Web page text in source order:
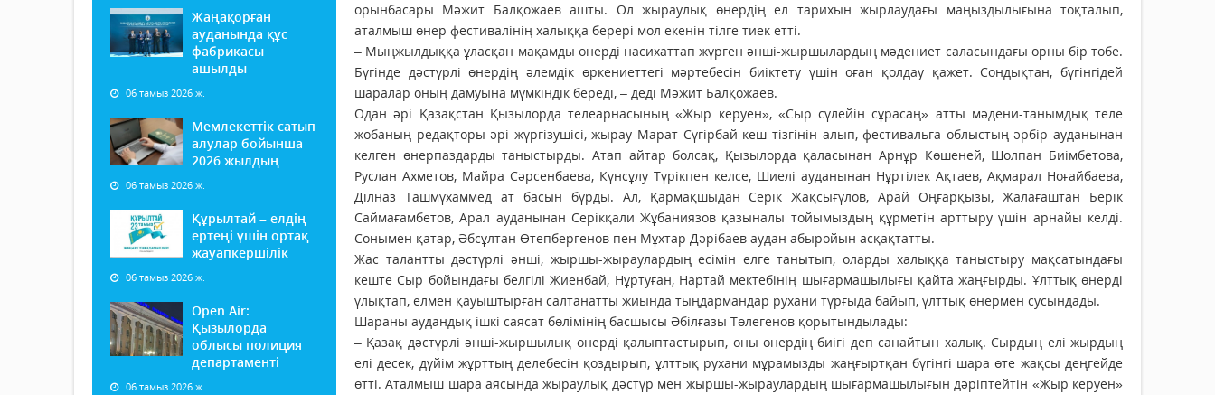
Жаңақорған
ауданында құс
фабрикасы
ашылды
06 тамыз 2026 ж.
Мемлекеттік сатып
алулар бойынша
2026 жылдың
06 тамыз 2026 ж.
Құрылтай – елдің
ертеңі үшін ортақ
жауапкершілік
06 тамыз 2026 ж.
Open Air:
Қызылорда
облысы полиция
департаменті
06 тамыз 2026 ж.
орынбасары Мәжит Балқожаев ашты. Ол жыраулық өнердің ел тарихын жырлаудағы маңыздылығына тоқталып,
аталмыш өнер фестивалінің халыққа берері мол екенін тілге тиек етті.
– Мыңжылдыққа ұласқан мақамды өнерді насихаттап жүрген әнші-жыршылардың мәдениет саласындағы орны бір төбе.
Бүгінде дәстүрлі өнердің әлемдік өркениеттегі мәртебесін биіктету үшін оған қолдау қажет. Сондықтан, бүгінгідей
шаралар оның дамуына мүмкіндік береді, – деді Мәжит Балқожаев.
Одан әрі Қазақстан Қызылорда телеарнасының «Жыр керуен», «Сыр сүлейін сұрасаң» атты мәдени-танымдық теле
жобаның редақторы әрі жүргізушісі, жырау Марат Сүгірбай кеш тізгінін алып, фестивальға облыстың әрбір ауданынан
келген өнерпаздарды таныстырды. Атап айтар болсақ, Қызылорда қаласынан Арнұр Көшеней, Шолпан Биімбетова,
Руслан Ахметов, Майра Сәрсенбаева, Күнсұлу Түрікпен келсе, Шиелі ауданынан Нұртілек Ақтаев, Ақмарал Ноғайбаева,
Ділназ Ташмұхаммед ат басын бұрды. Ал, Қармақшыдан Серік Жақсығұлов, Арай Оңғарқызы, Жалағаштан Берік
Саймағамбетов, Арал ауданынан Серікқали Жұбаниязов қазыналы тойымыздың құрметін арттыру үшін арнайы келді.
Сонымен қатар, Әбсұлтан Өтепбергенов пен Мұхтар Дәрібаев аудан абыройын асқақтатты.
Жас талантты дәстүрлі әнші, жыршы-жыраулардың есімін елге танытып, оларды халыққа таныстыру мақсатындағы
кеште Сыр бойындағы белгілі Жиенбай, Нұртуған, Нартай мектебінің шығармашылығы қайта жаңғырды. Ұлттық өнерді
ұлықтап, елмен қауыштырған салтанатты жиында тыңдармандар рухани тұрғыда байып, ұлттық өнермен сусындады.
Шараны аудандық ішкі саясат бөлімінің басшысы Әбілғазы Төлегенов қорытындылады:
– Қазақ дәстүрлі әнші-жыршылық өнерді қалыптастырып, оны өнердің биігі деп санайтын халық. Сырдың елі жырдың
елі десек, дүйім жұрттың делебесін қоздырып, ұлттық рухани мұрамызды жаңғыртқан бүгінгі шара өте жақсы деңгейде
өтті. Аталмыш шара аясында жыраулық дәстүр мен жыршы-жыраулардың шығармашылығын дәріптейтін «Жыр керуен»